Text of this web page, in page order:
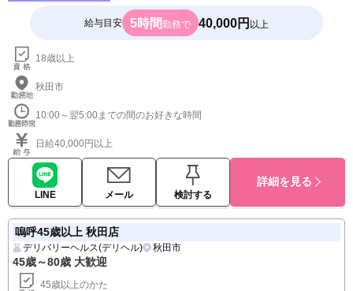
給与目安 5時間勤務で 40,000円 以上
18歳以上
秋田市
10:00～翌5:00までの間のお好きな時間
日給40,000円以上
LINE メール 検討する
詳細を見る
嗚呼45歳以上 秋田店
デリバリーヘルス(デリヘル) 秋田市
45歳～80歳 大歓迎
45歳以上のかた